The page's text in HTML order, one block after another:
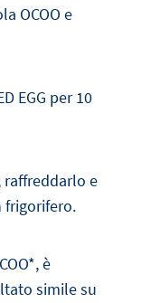
OCOO e
EGG per 10
e
frigorifero.
è
simile su